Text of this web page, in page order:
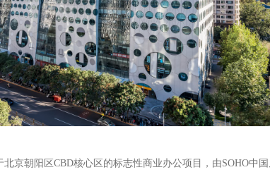
北京朝阳区CBD核心区的标志性商业办公项目，由SOHO中